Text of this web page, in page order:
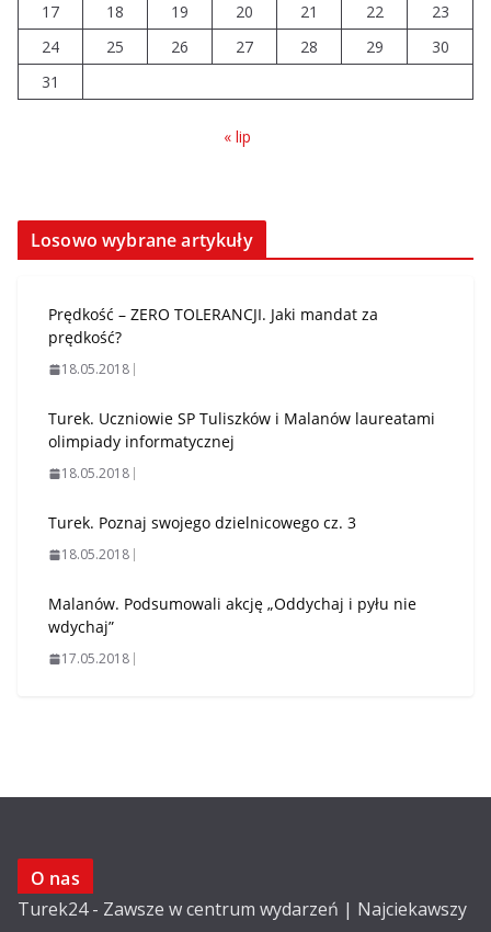
17
18 19 20 21 22
23
24
25 26 27 28 29
30
31
« lip
Losowo wybrane artykuły
Prędkość – ZERO TOLERANCJI. Jaki mandat za
prędkość?
18.05.2018
Turek. Uczniowie SP Tuliszków i Malanów laureatami
olimpiady informatycznej
18.05.2018
Turek. Poznaj swojego dzielnicowego cz. 3
18.05.2018
Malanów. Podsumowali akcję „Oddychaj i pyłu nie
wdychaj”
17.05.2018
O nas
Turek24 - Zawsze w centrum wydarzeń | Najciekawszy